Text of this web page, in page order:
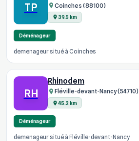
TP Coinches (88100)
39.5 km
Déménageur
demenageur situé à Coinches
RH
Rhinodem
Fléville-devant-Nancy (54710)
45.2 km
Déménageur
demenageur situé à Fléville-devant-Nancy